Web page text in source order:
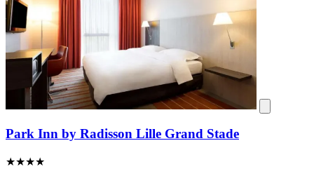
Park Inn by Radisson Lille Grand Stade
★★★★